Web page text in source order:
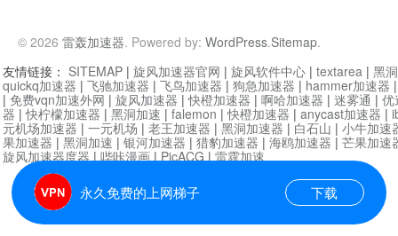
© 2026 雷轰加速器. Powered by: WordPress.Sitemap.
永久免费的上网梯子 下载
友情链接： SITEMAP | 旋风加速器官网 | 旋风软件中心 | textarea | 黑
quickq加速器 | 飞驰加速器 | 飞鸟加速器 | 狗急加速器 | hammer加速器
| 免费vqn加速外网 | 旋风加速器 |快橙加速器 | 啊哈加速器 | 迷雾通 | 优
器 |快柠檬加速器 | 黑洞加速 | falemon |快橙加速器 | anycast加速器 |
元机场加速器 | 一元机场 | 老王加速器 | 黑洞加速器 | 白石山 | 小牛加速
果加速器 | 黑洞加速 | 银河加速器 | 猎豹加速器 | 海鸥加速器 | 芒果加速
旋风加速器度器|哔咔漫画|PicACG|雷霆加速